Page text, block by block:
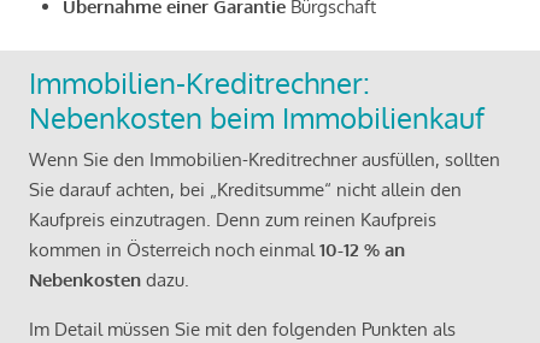
Übernahme einer Garantie Bürgschaft
Immobilien-Kreditrechner:
Nebenkosten beim Immobilienkauf
Wenn Sie den Immobilien-Kreditrechner ausfüllen, sollten
Sie darauf achten, bei „Kreditsumme“ nicht allein den
Kaufpreis einzutragen. Denn zum reinen Kaufpreis
kommen in Österreich noch einmal10-12 % an
Nebenkosten dazu.
Im Detail müssen Sie mit den folgenden Punkten als